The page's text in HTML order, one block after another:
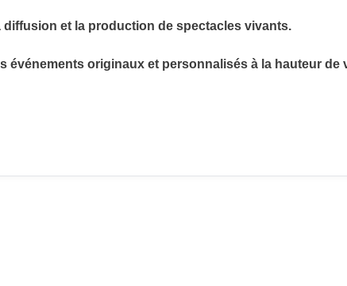
diffusion et la production de spectacles vivants.
originaux et personnalisés à la hauteur de